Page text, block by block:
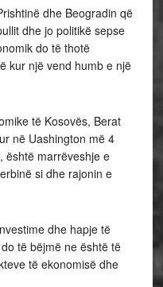
dhe Beogradin që
dhe jo politikë sepse
do të thotë
kur një vend humb e një
të Kosovës, Berat
në Uashington më 4
është marrëveshje e
si dhe rajonin e
dhe hapje të
të bëjmë ne është të
të ekonomisë dhe